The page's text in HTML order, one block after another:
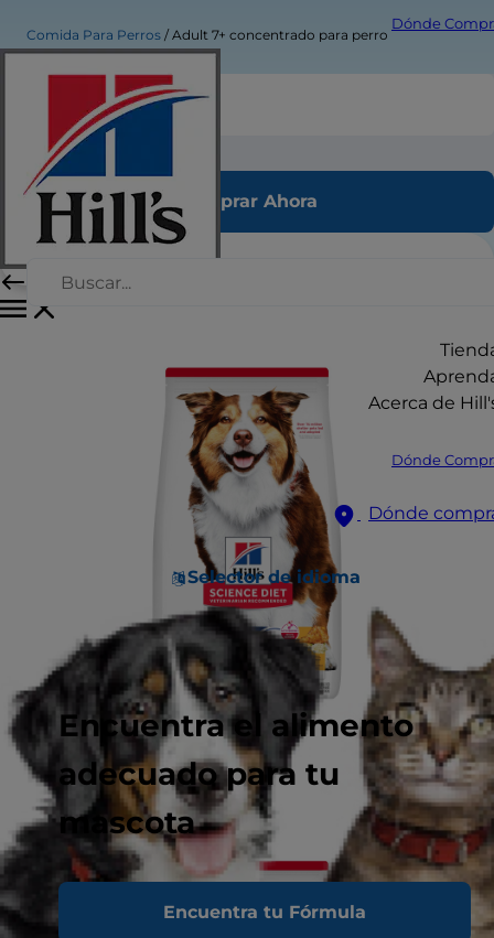
Dónde
Acerca de
Dónde
Dónde
Selector de idioma
Encuentra el alimento
adecuado para tu
mascota
Encuentra tu Fórmula
Comida Para Perros Adult 7+ concentrado para perro
Adult 7+ concentrado para perro
Comprar Ahora